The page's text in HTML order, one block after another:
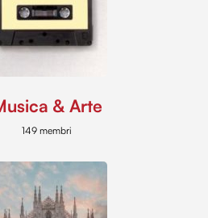
& Arte
149 membri